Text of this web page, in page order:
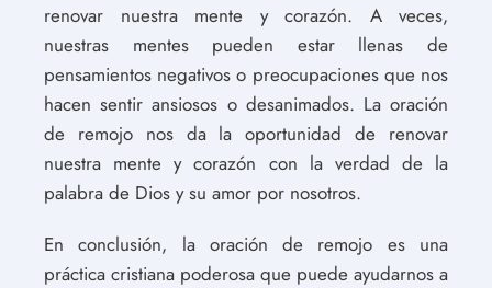
renovar nuestra mente y corazón. A veces,
nuestras mentes pueden estar llenas de
pensamientos negativos o preocupaciones que nos
hacen sentir ansiosos o desanimados. La oración
de remojo nos da la oportunidad de renovar
nuestra mente y corazón con la verdad de la
palabra de Dios y su amor por nosotros.
En conclusión, la oración de remojo es una
práctica cristiana poderosa que puede ayudarnos a